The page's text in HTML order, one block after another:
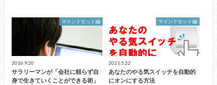
マインドセット編
2016.9.20
サラリーマンが「会社に頼らず自
身で生きていくことができる術」
マインドセット編
2021.5.22
あなたのやる気スイッチを自動的
にオンにする方法